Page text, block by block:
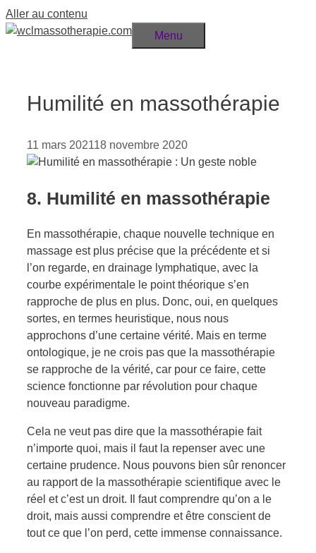
Aller au contenu
Menu
Humilité en massothérapie
11 mars 202118 novembre 2020
8. Humilité en massothérapie
En massothérapie, chaque nouvelle technique en
massage est plus précise que la précédente et si
l’on regarde, en drainage lymphatique, avec la
courbe expérimentale le point théorique s’en
rapproche de plus en plus. Donc, oui, en quelques
sortes, en termes heuristique, nous nous
approchons d’une certaine vérité. Mais en terme
ontologique, je ne crois pas que la massothérapie
se rapproche de la vérité, car pour ce faire, cette
science fonctionne par révolution pour chaque
nouveau paradigme.
Cela ne veut pas dire que la massothérapie fait
n’importe quoi, mais il faut la repenser avec une
certaine prudence. Nous pouvons bien sûr renoncer
au rapport de la massothérapie scientifique avec le
réel et c’est un droit. Il faut comprendre qu’on a le
droit, mais aussi comprendre et être conscient de
tout ce que l’on perd, cette immense connaissance.